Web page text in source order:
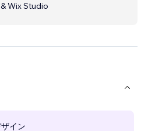
Wix Studio
イン